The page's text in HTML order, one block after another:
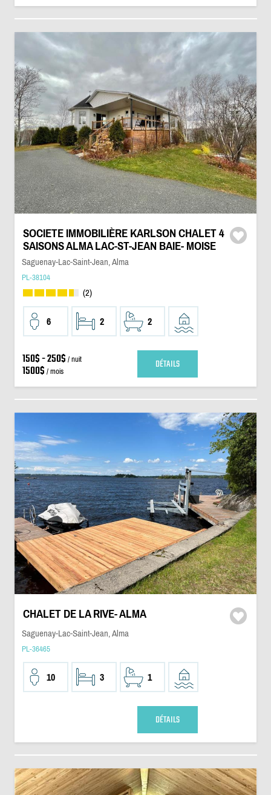
SOCIETE IMMOBILIÈRE KARLSON CHALET 4
SAISONS ALMA LAC-ST-JEAN BAIE- MOISE
Saguenay-Lac-Saint-Jean, Alma
PL-38104
(2)
6 2 2
150$ - 250$ / nuit
1500$ / mois DÉTAILS
CHALET DE LA RIVE- ALMA
Saguenay-Lac-Saint-Jean, Alma
PL-36465
10 3 1
DÉTAILS